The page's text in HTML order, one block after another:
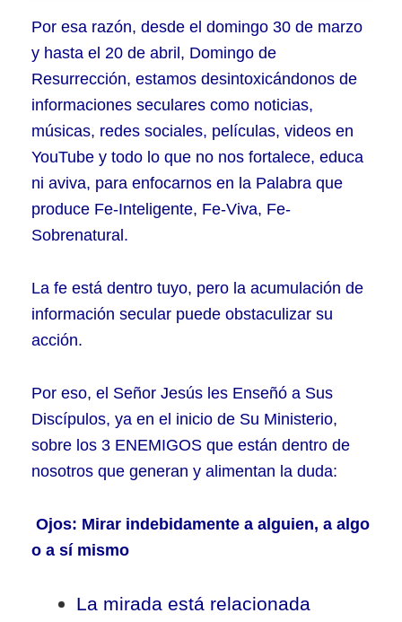
cerca
de
lo
que
te
imaginás
Por esa razón, desde el domingo 30 de marzo
y hasta el 20 de abril, Domingo de
Resurrección, estamos desintoxicándonos de
informaciones seculares como noticias,
músicas, redes sociales, películas, videos en
YouTube y todo lo que no nos fortalece, educa
ni aviva, para enfocarnos en la Palabra que
produce Fe-Inteligente, Fe-Viva, Fe-
Sobrenatural.
La fe está dentro tuyo, pero la acumulación de
información secular puede obstaculizar su
acción.
Por eso, el Señor Jesús les Enseñó a Sus
Discípulos, ya en el inicio de Su Ministerio,
sobre los 3 ENEMIGOS que están dentro de
nosotros que generan y alimentan la duda:
Ojos: Mirar indebidamente a alguien, a algo
o a sí mismo
La mirada está relacionada